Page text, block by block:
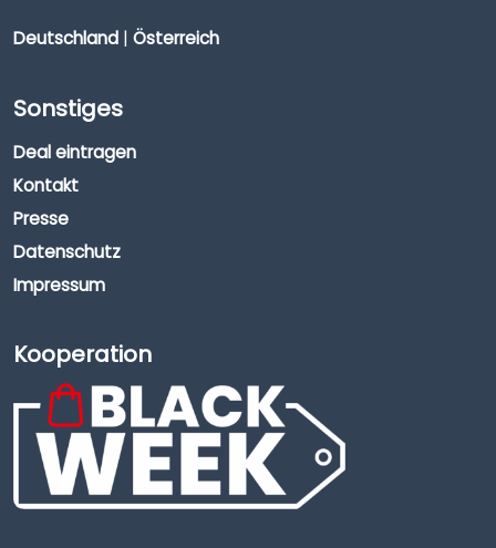
Deutschland | Österreich
Sonstiges
Deal eintragen
Kontakt
Presse
Datenschutz
Impressum
Kooperation